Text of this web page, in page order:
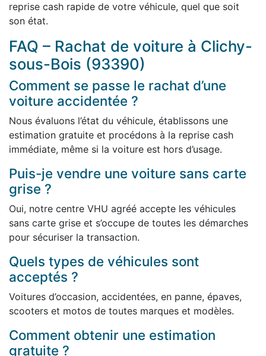
reprise cash rapide de votre véhicule, quel que soit
son état.
FAQ – Rachat de voiture à Clichy-
sous-Bois (93390)
Comment se passe le rachat d’une
voiture accidentée ?
Nous évaluons l’état du véhicule, établissons une
estimation gratuite et procédons à la reprise cash
immédiate, même si la voiture est hors d’usage.
Puis-je vendre une voiture sans carte
grise ?
Oui, notre centre VHU agréé accepte les véhicules
sans carte grise et s’occupe de toutes les démarches
pour sécuriser la transaction.
Quels types de véhicules sont
acceptés ?
Voitures d’occasion, accidentées, en panne, épaves,
scooters et motos de toutes marques et modèles.
Comment obtenir une estimation
gratuite ?